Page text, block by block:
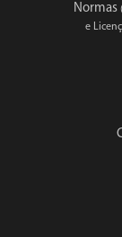
Normas
e